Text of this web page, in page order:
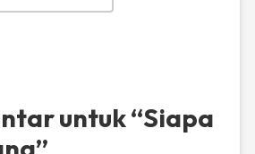
untuk “Siapa